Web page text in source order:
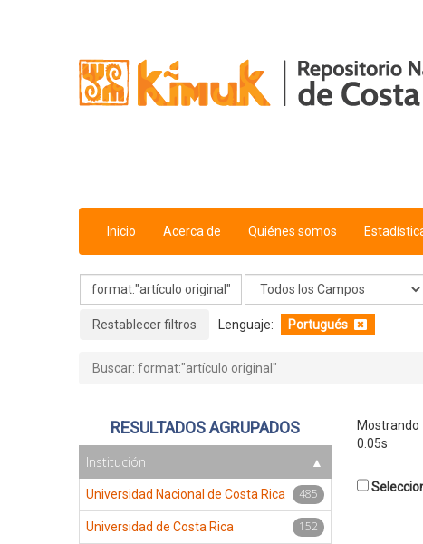
Inicio Acerca de Quiénes somos
Restablecer filtros Lenguaje: Portugués
Buscar: format:"artículo original"
Mostrando
0.05s
RESULTADOS AGRUPADOS
Institución
Universidad Nacional de Costa Rica 485
Universidad de Costa Rica 152